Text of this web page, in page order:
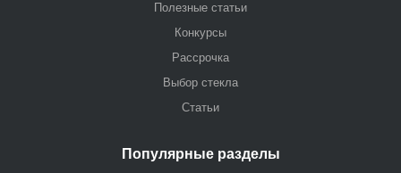
Полезные статьи
Конкурсы
Рассрочка
Выбор стекла
Статьи
Популярные разделы